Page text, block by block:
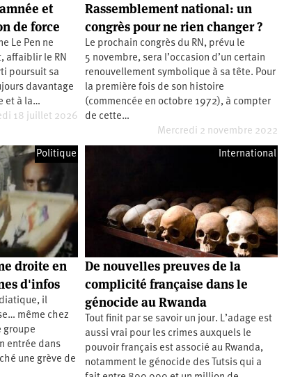
Afrique
Amérique
du
Nord
Amérique
latine
Europe
Moyen-
Orient
Océanie
et
de force
Le Pen ne
affaiblir le RN
poursuit sa
davantage
et à la…
18 juillet 2026
Rassemblement national: un
congrès pour ne rien changer ?
Le prochain congrès du RN, prévu le
5 novembre, sera l’occasion d’un certain
renouvellement symbolique à sa tête. Pour
la première fois de son histoire
(commencée en octobre 1972), à compter
de cette…
Mercredi 2 novembre 2022
Politique
droite en
d'infos
il
même chez
groupe
entrée dans
une grève de
International
De nouvelles preuves de la
complicité française dans le
génocide au Rwanda
Tout finit par se savoir un jour. L’adage est
aussi vrai pour les crimes auxquels le
pouvoir français est associé au Rwanda,
notamment le génocide des Tutsis qui a